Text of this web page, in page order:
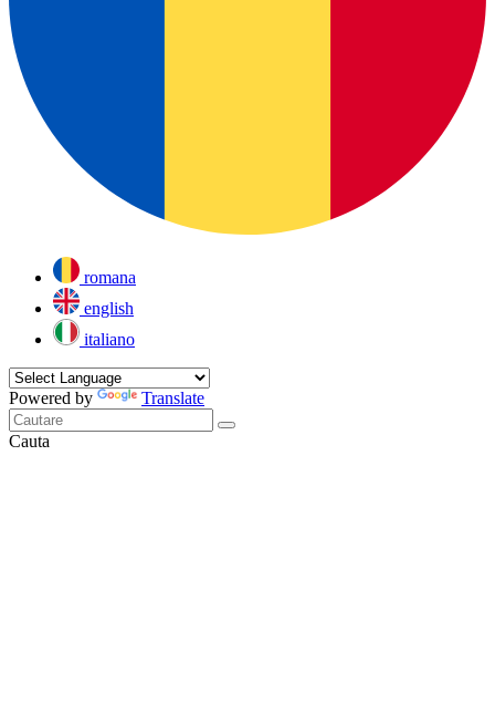
romana
english
italiano
Powered by Translate
Cauta